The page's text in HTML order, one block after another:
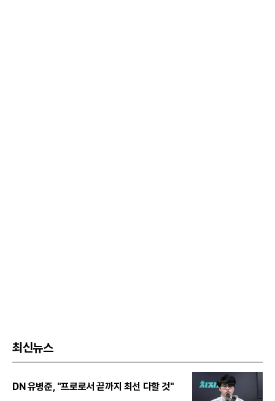
최신뉴스
DN 유병준, "프로로서 끝까지 최선 다할 것"